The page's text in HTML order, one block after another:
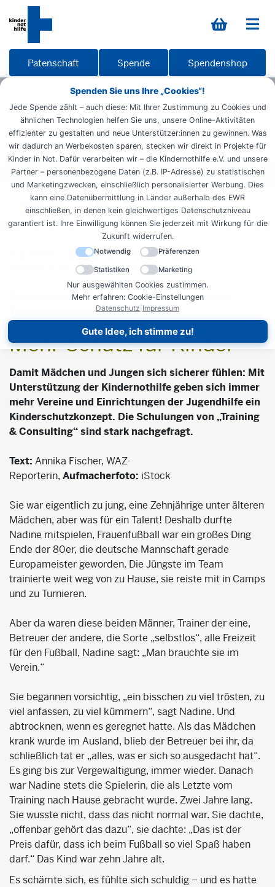
Spenden Sie uns Ihre „Cookies“!
Jede Spende zählt – auch diese: Mit Ihrer Zustimmung zu Cookies und
ähnlichen Technologien helfen Sie uns, unsere Online-Aktivitäten
effizienter zu gestalten und neue Unterstützer:innen zu gewinnen. Was
wir dadurch an Werbekosten sparen, stecken wir direkt in Projekte für
Kinder in Not. Dafür verarbeiten wir – die Kindernothilfe e.V. und unsere
Partner – personenbezogene Daten (z.B. IP-Adresse) zu statistischen
und Marketingzwecken, einschließlich personalisierter Werbung. Dies
kann eine Datenübermittlung in Länder außerhalb des EWR
einschließen, in denen kein gleichwertiges Datenschutzniveau
garantiert ist. Ihre Einwilligung können Sie jederzeit mit Wirkung für die
Zukunft widerrufen.
Notwendig Präferenzen
Statistiken Marketing
Nur ausgewählten Cookies zustimmen.
Mehr erfahren: Cookie-Einstellungen
Datenschutz Impressum
Gute Idee, ich stimme zu!
Patenschaft Spende Spendenshop
Weltweit aktiv
Reportagen
Weltweiter Blick
Kinderschutz
Schulungen der Kindernothilfe-Arbeitseinheit
Training & Consulting
Mehr Schutz für Kinder
Damit Mädchen und Jungen sich sicherer fühlen: Mit
Unterstützung der Kindernothilfe geben sich immer
mehr Vereine und Einrichtungen der Jugendhilfe ein
Kinderschutzkonzept. Die Schulungen von „Training
& Consulting“ sind stark nachgefragt.
Text: Annika Fischer, WAZ-
Reporterin, Aufmacherfoto: iStock
Sie war eigentlich zu jung, eine Zehnjährige unter älteren
Mädchen, aber was für ein Talent! Deshalb durfte
Nadine mitspielen, Frauenfußball war ein großes Ding
Ende der 80er, die deutsche Mannschaft gerade
Europameister geworden. Die Jüngste im Team
trainierte weit weg von zu Hause, sie reiste mit in Camps
und zu Turnieren.
Aber da waren diese beiden Männer, Trainer der eine,
Betreuer der andere, die Sorte „selbstlos“, alle Freizeit
für den Fußball, Nadine sagt: „Man brauchte sie im
Verein.“
Sie begannen vorsichtig, „ein bisschen zu viel trösten, zu
viel anfassen, zu viel kümmern“, sagt Nadine. Und
abtrocknen, wenn es geregnet hatte. Als das Mädchen
krank wurde im Ausland, blieb der Betreuer bei ihr, da
schließlich tat er „alles, was er sich so ausgedacht hat“.
Es ging bis zur Vergewaltigung, immer wieder. Danach
war Nadine stets die Spielerin, die als Letzte vom
Training nach Hause gebracht wurde. Zwei Jahre lang.
Sie wusste nicht, dass das nicht normal war. Sie dachte,
„offenbar gehört das dazu“, sie dachte: „Das ist der
Preis dafür, dass ich beim Fußball so viel Spaß haben
darf.“ Das Kind war zehn Jahre alt.
Es schämte sich, es fühlte sich schuldig – und es hatte